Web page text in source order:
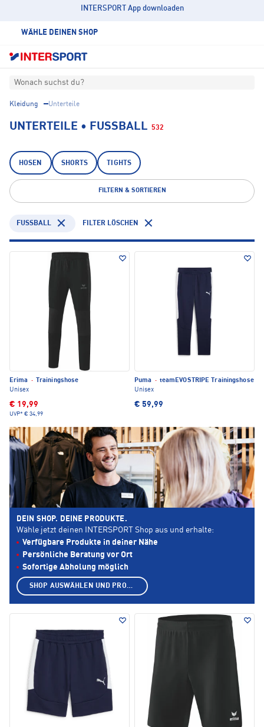
INTERSPORT App downloaden
WÄHLE DEINEN SHOP
Wonach suchst du?
Kleidung Unterteile
UNTERTEILE • FUSSBALL 532
HOSEN SHORTS TIGHTS
FILTERN & SORTIEREN
FUSSBALL FILTER LÖSCHEN
Erima ·
Trainingshose
Unisex
€ 19,99
UVP* € 34,99
Puma · teamEVOSTRIPE Trainingshose
Unisex
€ 59,99
DEIN SHOP. DEINE PRODUKTE.
Wähle jetzt deinen INTERSPORT Shop aus und erhalte:
Verfügbare Produkte in deiner Nähe
Persönliche Beratung vor Ort
Sofortige Abholung möglich
SHOP AUSWÄHLEN UND PRODUKTE ANZEIGEN